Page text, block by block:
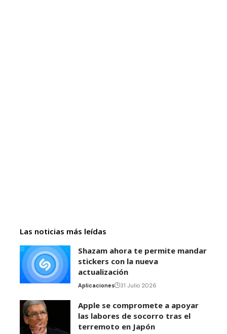
Las noticias más leídas
Shazam ahora te permite mandar
stickers con la nueva
actualización
Aplicaciones 31 Julio 2026
Apple se compromete a apoyar
las labores de socorro tras el
terremoto en Japón